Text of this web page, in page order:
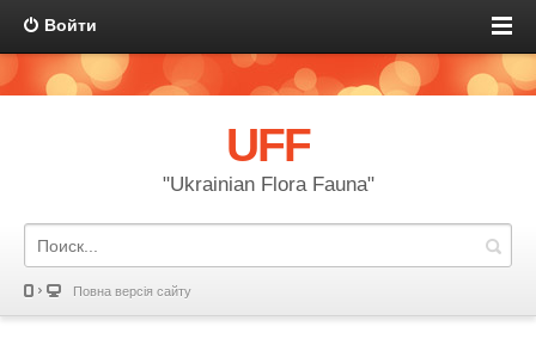
Войти
UFF
"Ukrainian Flora Fauna"
Повна версія сайту